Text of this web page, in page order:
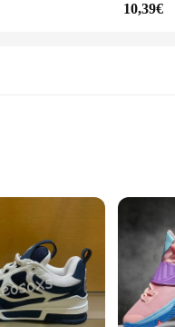
10,39€
fit that adapts to
pavement for a brisk walk